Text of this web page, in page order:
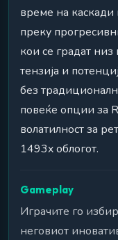
време на
преку
кои се градат низ
тензија и
без
повеќе опции за
волатилност за
1493x облогот.
Gameplay
Играчите го
неговиот